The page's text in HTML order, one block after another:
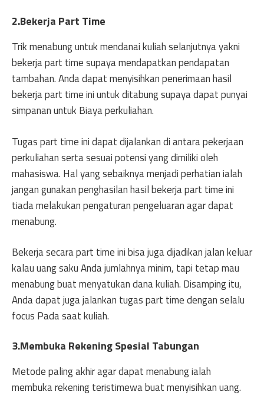
2.Bekerja Part Time
Trik menabung untuk mendanai kuliah selanjutnya yakni
bekerja part time supaya mendapatkan pendapatan
tambahan. Anda dapat menyisihkan penerimaan hasil
bekerja part time ini untuk ditabung supaya dapat punyai
simpanan untuk Biaya perkuliahan.
Tugas part time ini dapat dijalankan di antara pekerjaan
perkuliahan serta sesuai potensi yang dimiliki oleh
mahasiswa. Hal yang sebaiknya menjadi perhatian ialah
jangan gunakan penghasilan hasil bekerja part time ini
tiada melakukan pengaturan pengeluaran agar dapat
menabung.
Bekerja secara part time ini bisa juga dijadikan jalan keluar
kalau uang saku Anda jumlahnya minim, tapi tetap mau
menabung buat menyatukan dana kuliah. Disamping itu,
Anda dapat juga jalankan tugas part time dengan selalu
focus Pada saat kuliah.
3.Membuka Rekening Spesial Tabungan
Metode paling akhir agar dapat menabung ialah
membuka rekening teristimewa buat menyisihkan uang.